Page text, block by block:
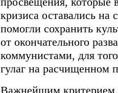
кризиса оставались
помогли сохранить
от окончательного
коммунистами, для
гулаг на расчищенном
Важнейшим критерием